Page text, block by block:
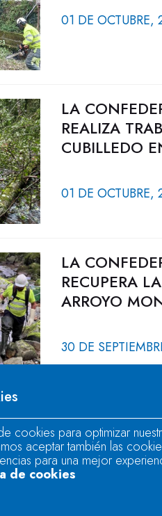
01 DE OCTUBRE,
LA
REALIZA
CUBILLEDO
01 DE OCTUBRE,
LA
RECUPERA
ARROYO
30 DE
LA
TRABAJA EN
30 DE
cookies para optimizar
aceptar también las
para una mejor
de cookies